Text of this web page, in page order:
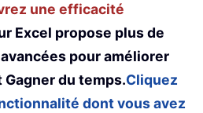
une efficacité
Excel propose plus de
pour améliorer
du temps.Cliquez
dont vous avez